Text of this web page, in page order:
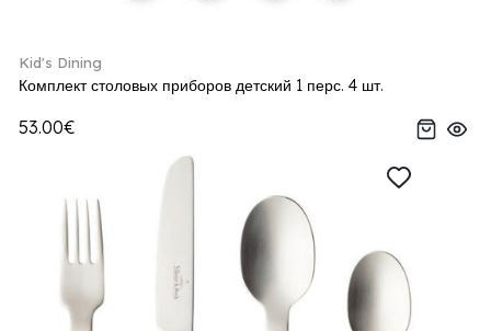
Kid's Dining
Комплект столовых приборов детский 1 перс. 4 шт.
53.00€